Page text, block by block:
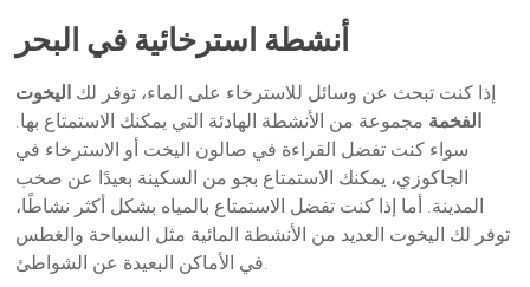
أنشطة استرخائية في البحر
إذا كنت تبحث عن وسائل للاسترخاء على الماء، توفر لك اليخوت
الفخمة مجموعة من الأنشطة الهادئة التي يمكنك الاستمتاع بها.
سواء كنت تفضل القراءة في صالون اليخت أو الاسترخاء في
الجاكوزي، يمكنك الاستمتاع بجو من السكينة بعيدًا عن صخب
المدينة. أما إذا كنت تفضل الاستمتاع بالمياه بشكل أكثر نشاطًا،
توفر لك اليخوت العديد من الأنشطة المائية مثل السباحة والغطس
في الأماكن البعيدة عن الشواطئ.